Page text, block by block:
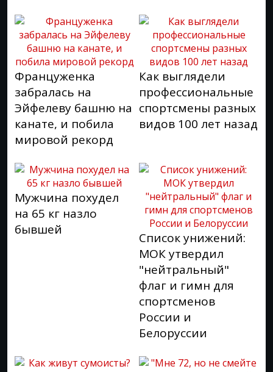
Француженка
забралась на
Эйфелеву башню на
канате, и побила
мировой рекорд
Как выглядели
профессиональные
спортсмены разных
видов 100 лет назад
Мужчина похудел
на 65 кг назло
бывшей
Список унижений:
МОК утвердил
"нейтральный"
флаг и гимн для
спортсменов
России и
Белоруссии